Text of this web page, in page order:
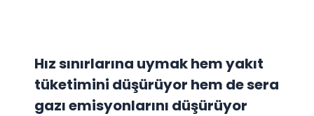
Hız sınırlarına uymak hem yakıt
tüketimini düşürüyor hem de sera
gazı emisyonlarını düşürüyor